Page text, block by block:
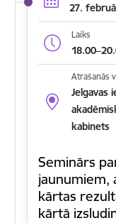
27.
Laiks
Atrašanās
Jelgavas
kabinets
Seminārs
jaunumiem,
kārtas
kārtā